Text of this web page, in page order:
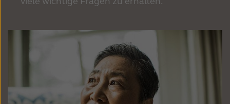
United States Österreich
日本